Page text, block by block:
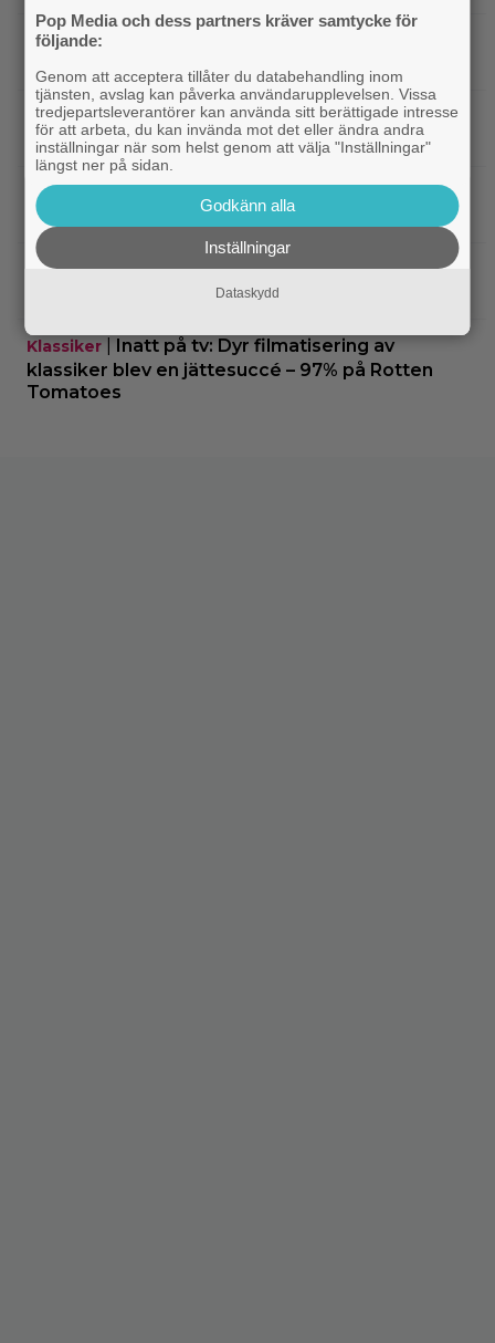
Dokumentär
trailern till ”Bäst i världen”
Bioaktuellt|Ny milstolpe för ”The Odyssey” –
kan bli Nolans mest inkomstbringande film
Disney
efter sågningarna: ”Sånt händer”
TV-tips|Undvik på tv: 2019 kom en skrämmande
dålig film – som fick fyra värdelösa uppföljare
Klassiker
Inatt på tv: Dyr filmatisering av
klassiker blev en jättesuccé – 97% på Rotten
Tomatoes
Pop Media och dess partners kräver samtycke för
följande:
Genom att acceptera tillåter du databehandling inom
tjänsten, avslag kan påverka användarupplevelsen. Vissa
tredjepartsleverantörer kan använda sitt berättigade intresse
för att arbeta, du kan invända mot det eller ändra andra
inställningar när som helst genom att välja "Inställningar"
längst ner på sidan.
Godkänn alla
Inställningar
Dataskydd